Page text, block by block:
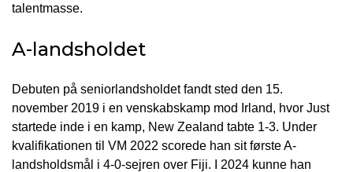
talentmasse.
A-landsholdet
Debuten på seniorlandsholdet fandt sted den 15.
november 2019 i en venskabskamp mod Irland, hvor Just
startede inde i en kamp, New Zealand tabte 1-3. Under
kvalifikationen til VM 2022 scorede han sit første A-
landsholdsmål i 4-0-sejren over Fiji. I 2024 kunne han